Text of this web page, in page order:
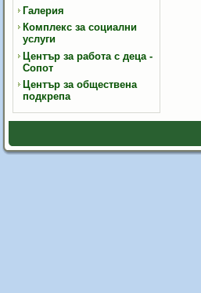
Галерия
Комплекс за социални
услуги
Център за работа с деца -
Сопот
Център за обществена
подкрепа